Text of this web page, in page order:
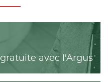
avec l'Argus